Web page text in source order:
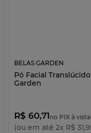
BELAS GARDEN
Pó Facial
Garden
R$ 60,71no PIX à vista
(ou em até2x R$ 31,